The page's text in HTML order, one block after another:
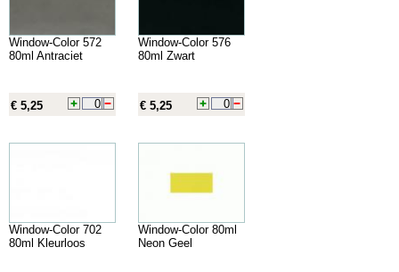
Window-Color 572
80ml Antraciet
€ 5,25
Window-Color 576
80ml Zwart
€ 5,25
Window-Color 702
80ml Kleurloos
Window-Color 80ml
Neon Geel